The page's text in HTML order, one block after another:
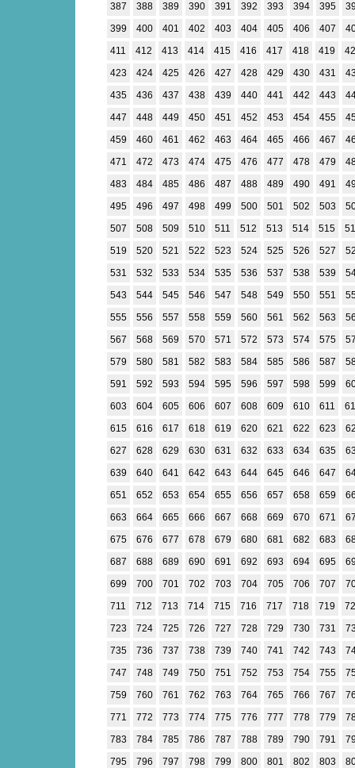
387
388 389 390 391 392 393 394 395
399
400 401 402 403 404 405 406 407
411
412 413 414 415 416 417 418 419
423
424 425 426 427 428 429 430 431
435
436 437 438 439 440 441 442 443
447
448 449 450 451 452 453 454 455
459
460 461 462 463 464 465 466 467
471
472 473 474 475 476 477 478 479
483
484 485 486 487 488 489 490 491
495
496 497 498 499 500 501 502 503
507
508 509 510 511 512 513 514 515
519
520 521 522 523 524 525 526 527
531
532 533 534 535 536 537 538 539
543
544 545 546 547 548 549 550 551
555
556 557 558 559 560 561 562 563
567
568 569 570 571 572 573 574 575
579
580 581 582 583 584 585 586 587
591
592 593 594 595 596 597 598 599
603
604 605 606 607 608 609 610 611
615
616 617 618 619 620 621 622 623
627
628 629 630 631 632 633 634 635
639
640 641 642 643 644 645 646 647
651
652 653 654 655 656 657 658 659
663
664 665 666 667 668 669 670 671
675
676 677 678 679 680 681 682 683
687
688 689 690 691 692 693 694 695
699
700 701 702 703 704 705 706 707
711
712 713 714 715 716 717 718 719
723
724 725 726 727 728 729 730 731
735
736 737 738 739 740 741 742 743
747
748 749 750 751 752 753 754 755
759
760 761 762 763 764 765 766 767
771
772 773 774 775 776 777 778 779
783
784 785 786 787 788 789 790 791
795
796 797 798 799 800 801 802 803